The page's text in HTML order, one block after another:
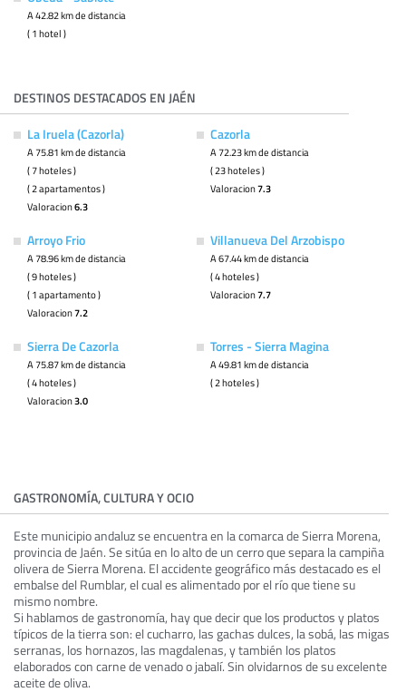
A 42.82 km de distancia
( 1 hotel )
DESTINOS DESTACADOS EN JAÉN
La Iruela (Cazorla)
A 75.81 km de distancia
( 7 hoteles )
( 2 apartamentos )
Valoracion6.3
Cazorla
A 72.23 km de distancia
( 23 hoteles )
Valoracion7.3
Arroyo Frio
A 78.96 km de distancia
( 9 hoteles )
( 1 apartamento )
Valoracion7.2
Villanueva Del Arzobispo
A 67.44 km de distancia
( 4 hoteles )
Valoracion7.7
Sierra De Cazorla
A 75.87 km de distancia
( 4 hoteles )
Valoracion3.0
Torres - Sierra Magina
A 49.81 km de distancia
( 2 hoteles )
GASTRONOMÍA, CULTURA Y OCIO
Este municipio andaluz se encuentra en la comarca de Sierra Morena,
provincia de Jaén. Se sitúa en lo alto de un cerro que separa la campiña
olivera de Sierra Morena. El accidente geográfico más destacado es el
embalse del Rumblar, el cual es alimentado por el río que tiene su
mismo nombre.
Si hablamos de gastronomía, hay que decir que los productos y platos
típicos de la tierra son: el cucharro, las gachas dulces, la sobá, las migas
serranas, los hornazos, las magdalenas, y también los platos
elaborados con carne de venado o jabalí. Sin olvidarnos de su excelente
aceite de oliva.